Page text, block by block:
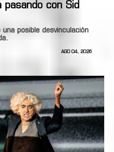
con Sid
posible desvinculación
AGO 04, 2026